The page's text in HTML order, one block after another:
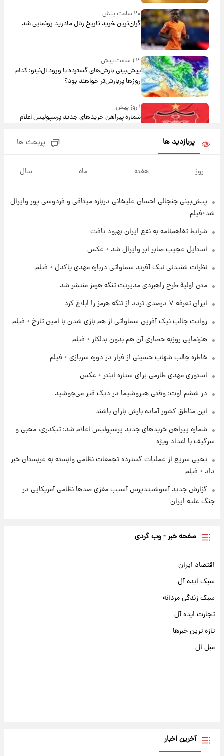
۲۰ ساعت پیش
گران‌ترین خرید تاریخ رئال مادرید رونمایی شد
۲۳ ساعت پیش
پیش‌بینی بارش‌های گسترده با ورود ال‌نینو؛ کدام
روزها پربارش‌تر خواهند بود؟
۱ روز پیش
شماره پیراهن خریدهای جدید پرسپولیس اعلام
شد+فیلم
۱ روز پیش
۱ روز پیش
شارژ جدید کالابرگ برای سه دهک؛ جزئیات اعلام
۱ روز پیش
شاهین، کوییک، اطلس، سهند و ساینا با اقساط
بلندمدت + جدول
سیگنال‌های جدید برای بازار طلا؛ پیش‌بینی
قیمت سکه و طلا فردا
پربازدید ها پربحث ها
روز هفته ماه سال
پیش‌بینی جنجالی احسان علیخانی درباره میثاقی و فردوسی پور وایرال
شد+فیلم
شرایط تفاهم‌نامه به نفع ایران بهبود یافت
استایل عجیب صابر ابر وایرال شد + عکس
نظرات شنیدنی نیک آفرید سماواتی درباره مهدی پاکدل + فیلم
متن اولیۀ طرح راهبردی مدیریت تنگه هرمز منتشر شد
ایران تعرفه ۷ درصدی تردد از تنگه هرمز را ابلاغ کرد
روایت جالب نیک آفرین سماواتی از هم بازی شدن با امین تارخ + فیلم
هنرنمایی روزبه حصاری آن هم بدون بدلکار + فیلم
خاطره جالب شهاب حسینی از فرار در دوره سربازی + فیلم
استوری مهدی طارمی برای ستاره اینتر + عکس
در ششم اوت؛ وقتی هیروشیما در دیگ قیر می‌جوشید
این مناطق کشور آماده بارش باران باشند
شماره پیراهن خریدهای جدید پرسپولیس اعلام شد؛ تیکدری، محبی و
سرگیف با اعداد ویژه
یحیی سریع از عملیات گسترده تجمعات نظامی وابسته به عربستان خبر
داد + فیلم
گزارش جدید آسوشیتدپرس آسیب مغزی صدها نظامی آمریکایی در
جنگ علیه ایران
صفحه خبر - وب گردی
اقتصاد ایران
سبک ایده آل
سبک زندگی مردانه
تجارت ایده آل
تازه ترین خبرها
مبل ال
آخرین اخبار